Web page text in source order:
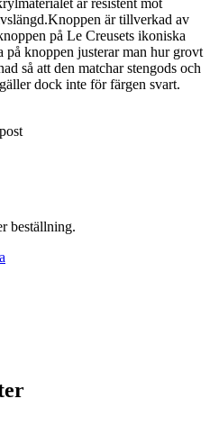
är resistent mot
är tillverkad av
på Le Creusets ikoniska
knoppen justerar man hur grovt
så att den matchar stengods och
dock inte för färgen svart.
beställning.